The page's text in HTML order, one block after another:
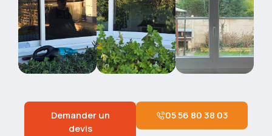
Demander un
devis
05 56 80 38 03